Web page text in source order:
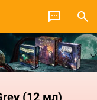
(12 мл)